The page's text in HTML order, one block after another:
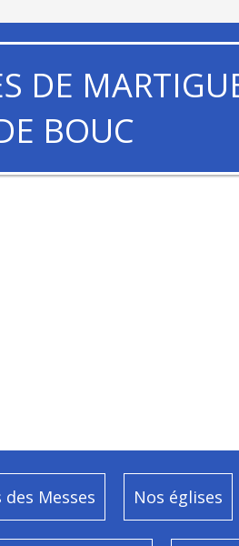
DE
BOUC
Messes Nos églises